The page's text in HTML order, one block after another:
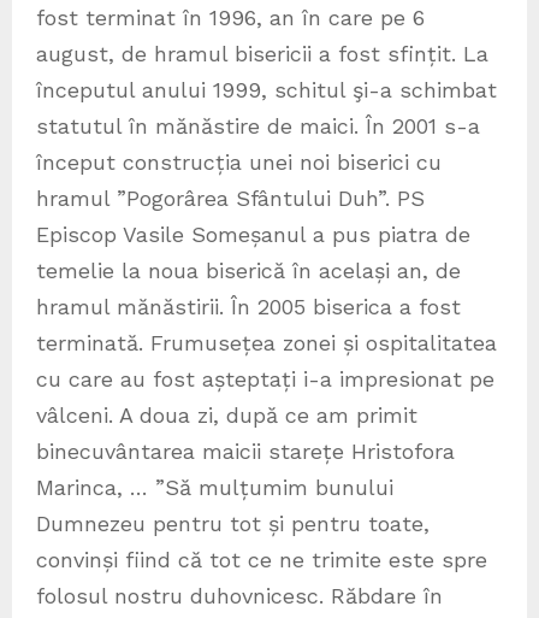
fost terminat în 1996, an în care pe 6
august, de hramul bisericii a fost sfințit. La
începutul anului 1999, schitul şi-a schimbat
statutul în mănăstire de maici. În 2001 s-a
început construcția unei noi biserici cu
hramul ”Pogorârea Sfântului Duh”. PS
Episcop Vasile Someșanul a pus piatra de
temelie la noua biserică în același an, de
hramul mănăstirii. În 2005 biserica a fost
terminată. Frumusețea zonei și ospitalitatea
cu care au fost așteptați i-a impresionat pe
vâlceni. A doua zi, după ce am primit
binecuvântarea maicii starețe Hristofora
Marinca, … ”Să mulțumim bunului
Dumnezeu pentru tot și pentru toate,
convinși fiind că tot ce ne trimite este spre
folosul nostru duhovnicesc. Răbdare în